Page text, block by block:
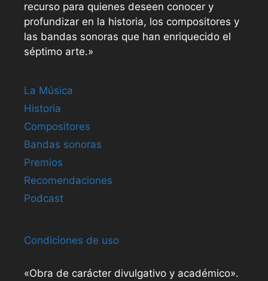
recurso para quienes deseen conocer y
profundizar en la historia, los compositores y
las bandas sonoras que han enriquecido el
séptimo arte.»
La Música
Historia
Compositores
Bandas sonoras
Premios
Recomendaciones
Podcast
Condiciones de uso
«Obra de carácter divulgativo y académico».